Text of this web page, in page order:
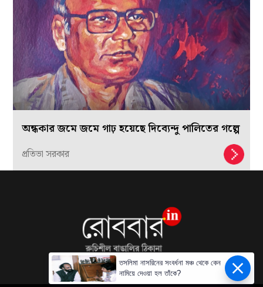
অন্ধকার জমে জমে গাঢ় হয়েছে দিব্যেন্দু পালিতের গল্পে
প্রতিভা সরকার
তসলিমা নাসরিনের সংবর্ধনা মঞ্চ থেকে কেন
নামিয়ে দেওয়া হল তাঁকে?